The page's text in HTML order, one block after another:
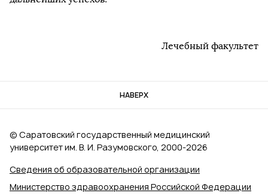
Лечебный факультет
НАВЕРХ
Сведения об образовательной организации
Министерство здравоохранения Российской Федерации
© Саратовский государственный медицинский
университет им. В. И. Разумовского, 2000‑2026